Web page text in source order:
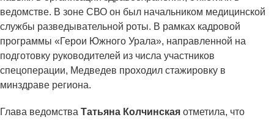
ведомстве. В зоне СВО он был начальником медицинской
службы разведывательной роты. В рамках кадровой
программы «Герои Южного Урала», направленной на
подготовку руководителей из числа участников
спецоперации, Медведев проходил стажировку в
минздраве региона.
Глава ведомства Татьяна Колчинская отметила, что